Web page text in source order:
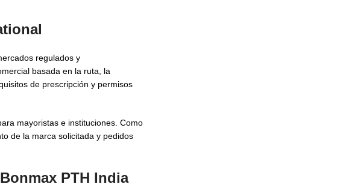
regulados y
basada en la ruta, la
de prescripción y permisos
mayoristas e instituciones. Como
de la marca solicitada y pedidos
PTH India